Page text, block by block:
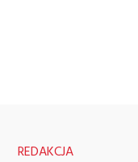
REDAKCJA